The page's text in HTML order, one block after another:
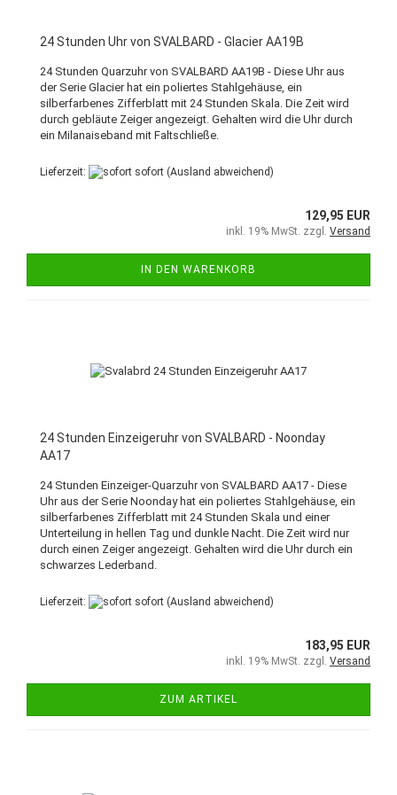
24 Stunden Uhr von SVALBARD - Glacier AA19B
24 Stunden Quarzuhr von SVALBARD AA19B - Diese Uhr aus
der Serie Glacier hat ein poliertes Stahlgehäuse, ein
silberfarbenes Zifferblatt mit 24 Stunden Skala. Die Zeit wird
durch gebläute Zeiger angezeigt. Gehalten wird die Uhr durch
ein Milanaiseband mit Faltschließe.
Lieferzeit: sofort (Ausland abweichend)
129,95 EUR
inkl. 19% MwSt. zzgl. Versand
IN DEN WARENKORB
24 Stunden Einzeigeruhr von SVALBARD - Noonday
AA17
24 Stunden Einzeiger-Quarzuhr von SVALBARD AA17 - Diese
Uhr aus der Serie Noonday hat ein poliertes Stahlgehäuse, ein
silberfarbenes Zifferblatt mit 24 Stunden Skala und einer
Unterteilung in hellen Tag und dunkle Nacht. Die Zeit wird nur
durch einen Zeiger angezeigt. Gehalten wird die Uhr durch ein
schwarzes Lederband.
Lieferzeit: sofort (Ausland abweichend)
183,95 EUR
inkl. 19% MwSt. zzgl. Versand
ZUM ARTIKEL